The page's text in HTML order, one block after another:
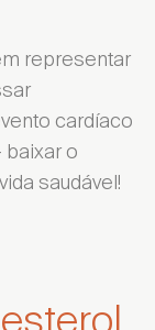
representar
cardíaco
baixar o
saudável!